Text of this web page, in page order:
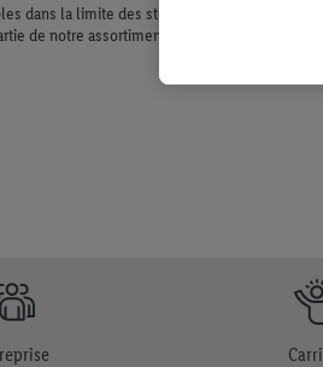
dans la limite des stocks disponibles.
de notre assortiment de produits